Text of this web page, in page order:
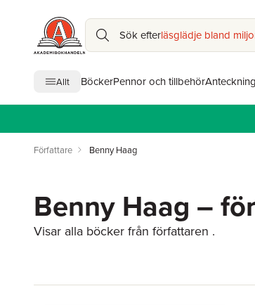
Sök efterläsglädje bland
Allt BöckerPennor och tillbehörAnteckning
Författare Benny Haag
Benny Haag –
Visar alla böcker från författaren .